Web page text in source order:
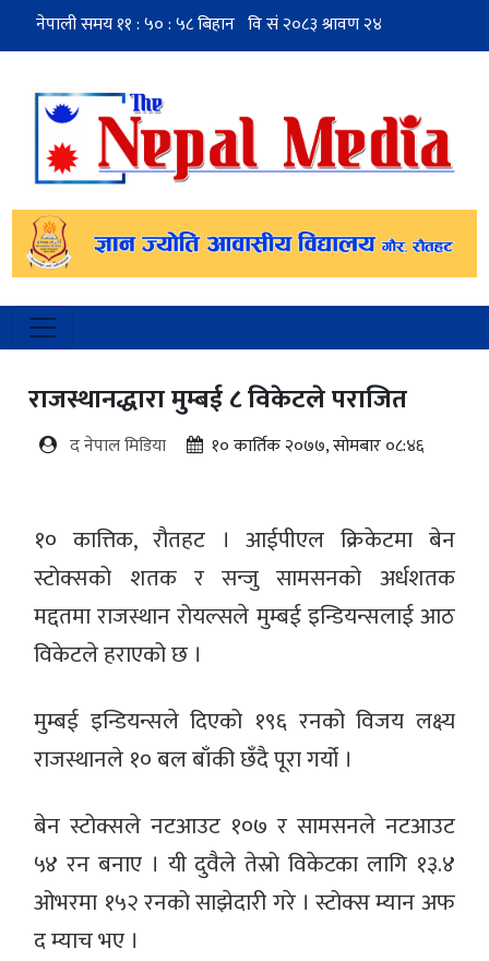
राजस्थानद्धारा मुम्बई ८ विकेटले पराजित
द नेपाल मिडिया १० कार्तिक २०७७, सोमबार ०८:४६
१० कात्तिक, रौतहट । आईपीएल क्रिकेटमा बेन
स्टोक्सको शतक र सन्जु सामसनको अर्धशतक
मद्दतमा राजस्थान रोयल्सले मुम्बई इन्डियन्सलाई आठ
विकेटले हराएको छ ।
मुम्बई इन्डियन्सले दिएको १९६ रनको विजय लक्ष्य
राजस्थानले १० बल बाँकी छँदै पूरा गर्यो ।
बेन स्टोक्सले नटआउट १०७ र सामसनले नटआउट
५४ रन बनाए । यी दुवैले तेस्रो विकेटका लागि १३.४
ओभरमा १५२ रनको साझेदारी गरे । स्टोक्स म्यान अफ
द म्याच भए ।